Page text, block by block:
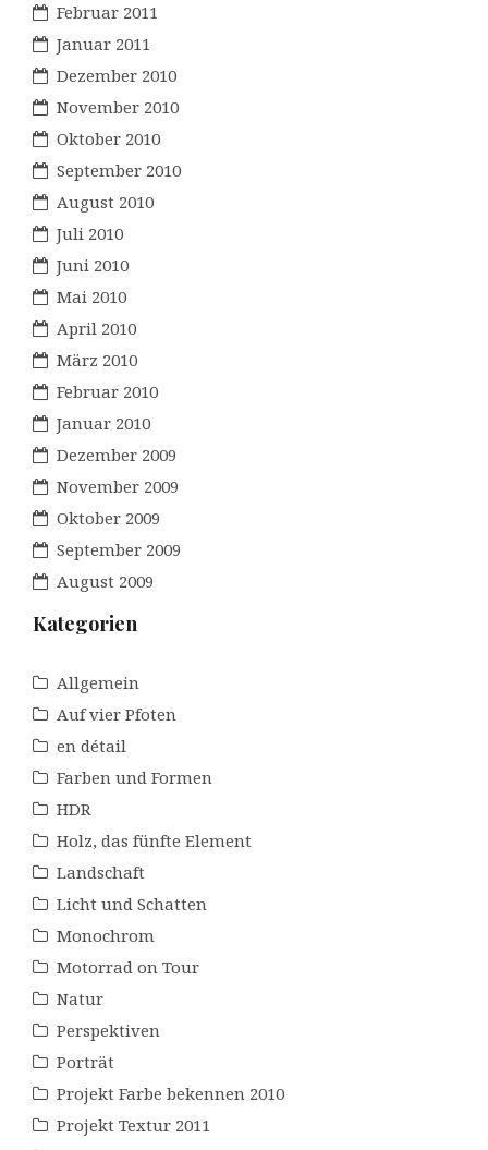
Februar 2011
Januar 2011
Dezember 2010
November 2010
Oktober 2010
September 2010
August 2010
Juli 2010
Juni 2010
Mai 2010
April 2010
März 2010
Februar 2010
Januar 2010
Dezember 2009
November 2009
Oktober 2009
September 2009
August 2009
Kategorien
Allgemein
Auf vier Pfoten
en détail
Farben und Formen
HDR
Holz, das fünfte Element
Landschaft
Licht und Schatten
Monochrom
Motorrad on Tour
Natur
Perspektiven
Porträt
Projekt Farbe bekennen 2010
Projekt Textur 2011